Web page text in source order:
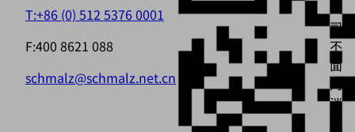
T:+86 (0) 512 5376 0001
F:400 8621 088
schmalz@schmalz.net.cn
司，
不
面
向
消